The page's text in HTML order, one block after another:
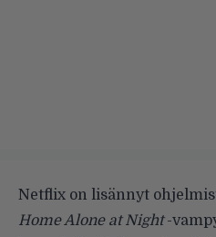
Netflix on lisännyt
Home Alone at Night-